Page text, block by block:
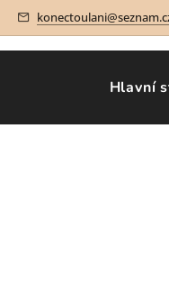
Hlavní